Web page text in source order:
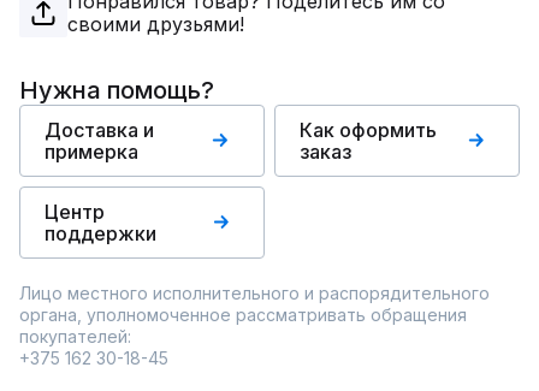
своими друзьями!
Нужна помощь?
Доставка и
примерка
Как оформить
заказ
Центр
поддержки
Лицо местного исполнительного и распорядительного
органа, уполномоченное рассматривать обращения
покупателей:
+375 162 30-18-45